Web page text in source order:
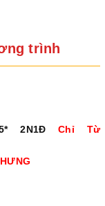
trình
2N1Đ Chỉ Từ